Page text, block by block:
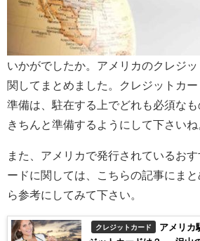
いかがでしたか。アメリカのクレジ
関してまとめました。クレジットカ
準備は、駐在する上でどれも必須な
きちんと準備するようにして下さいね
また、アメリカで発行されているお
ードに関しては、こちらの記事にま
ら参考にしてみて下さい。
クレジットカード
アメリカ